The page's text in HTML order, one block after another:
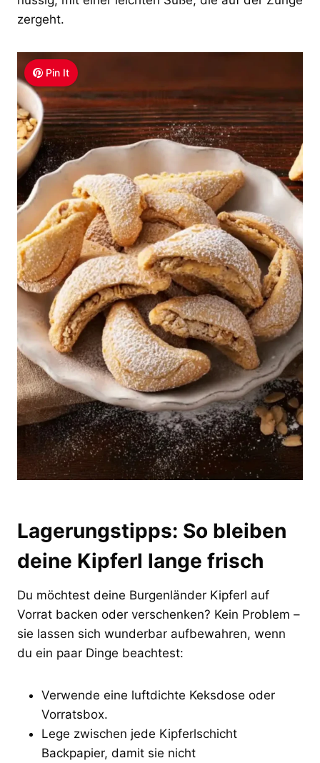
zergeht.
Pin It
Lagerungstipps: So bleiben
deine Kipferl lange frisch
Du möchtest deine Burgenländer Kipferl auf
Vorrat backen oder verschenken? Kein Problem –
sie lassen sich wunderbar aufbewahren, wenn
du ein paar Dinge beachtest:
Verwende eine luftdichte Keksdose oder
Vorratsbox.
Lege zwischen jede Kipferlschicht
Backpapier, damit sie nicht